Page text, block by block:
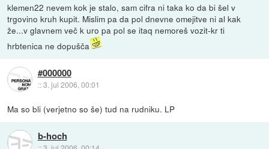
klemen22 nevem kok je stalo, sam cifra ni taka ko da bi šel v
trgovino kruh kupit. Mislim pa da pol dnevne omejitve ni al kak
že...v glavnem več k uro pa pol se itaq nemoreš vozit-kr ti
hrbtenica ne dopušča
#000000
::3. jul 2006, 00:01
Ma so bli (verjetno so še) tud na rudniku. LP
b-hoch